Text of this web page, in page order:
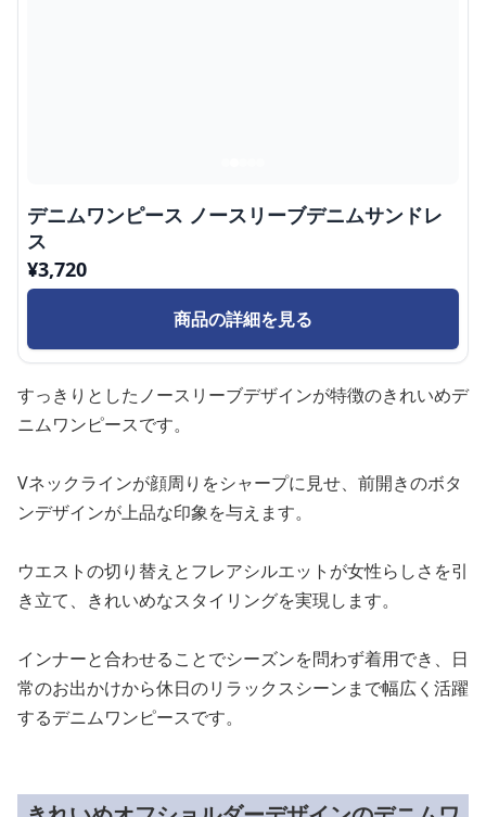
デニムワンピース ノースリーブデニムサンドレ
ス
¥3,720
商品の詳細を見る
すっきりとしたノースリーブデザインが特徴のきれいめデ
ニムワンピースです。
Vネックラインが顔周りをシャープに見せ、前開きのボタ
ンデザインが上品な印象を与えます。
ウエストの切り替えとフレアシルエットが女性らしさを引
き立て、きれいめなスタイリングを実現します。
インナーと合わせることでシーズンを問わず着用でき、日
常のお出かけから休日のリラックスシーンまで幅広く活躍
するデニムワンピースです。